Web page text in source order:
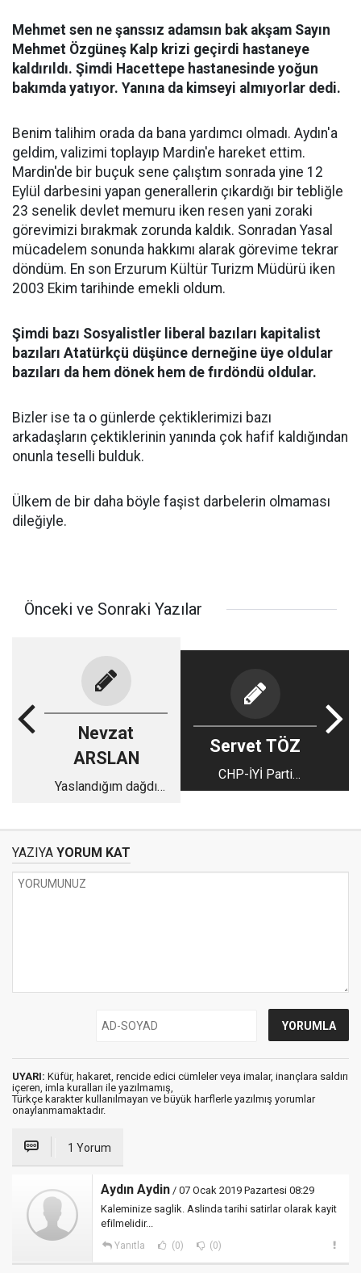
Mehmet sen ne şanssız adamsın bak akşam Sayın
Mehmet Özgüneş Kalp krizi geçirdi hastaneye
kaldırıldı. Şimdi Hacettepe hastanesinde yoğun
bakımda yatıyor. Yanına da kimseyi almıyorlar dedi.
Benim talihim orada da bana yardımcı olmadı. Aydın'a
geldim, valizimi toplayıp Mardin'e hareket ettim.
Mardin'de bir buçuk sene çalıştım sonrada yine 12
Eylül darbesini yapan generallerin çıkardığı bir tebliğle
23 senelik devlet memuru iken resen yani zoraki
görevimizi bırakmak zorunda kaldık. Sonradan Yasal
mücadelem sonunda hakkımı alarak görevime tekrar
döndüm. En son Erzurum Kültür Turizm Müdürü iken
2003 Ekim tarihinde emekli oldum.
Şimdi bazı Sosyalistler liberal bazıları kapitalist
bazıları Atatürkçü düşünce derneğine üye oldular
bazıları da hem dönek hem de fırdöndü oldular.
Bizler ise ta o günlerde çektiklerimizi bazı
arkadaşların çektiklerinin yanında çok hafif kaldığından
onunla teselli bulduk.
Ülkem de bir daha böyle faşist darbelerin olmaması
dileğiyle.
Önceki ve Sonraki Yazılar
Nevzat
ARSLAN
Yaslandığım dağdı
Servet TÖZ
CHP-İYİ Parti
ittifakında 1 artı 1, 1
YAZIYA YORUM KAT
UYARI: Küfür, hakaret, rencide edici cümleler veya imalar, inançlara saldırı
içeren, imla kuralları ile yazılmamış,
Türkçe karakter kullanılmayan ve büyük harflerle yazılmış yorumlar
onaylanmamaktadır.
1 Yorum
Aydın Aydin / 07 Ocak 2019 Pazartesi 08:29
Kaleminize saglik. Aslinda tarihi satirlar olarak kayit
efilmelidir...
Yanıtla (0) (0)